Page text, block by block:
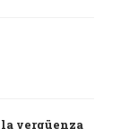
la vergüenza